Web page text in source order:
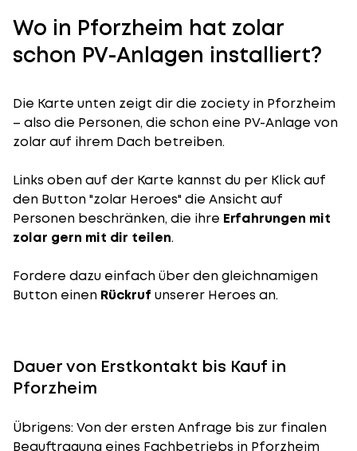
Wo in Pforzheim hat zolar
schon PV-Anlagen installiert?
Die Karte unten zeigt dir die zociety in Pforzheim
– also die Personen, die schon eine PV-Anlage von
zolar auf ihrem Dach betreiben.
Links oben auf der Karte kannst du per Klick auf
den Button "zolar Heroes" die Ansicht auf
Personen beschränken, die ihre Erfahrungen mit
zolar gern mit dir teilen.
Fordere dazu einfach über den gleichnamigen
Button einen Rückruf unserer Heroes an.
Dauer von Erstkontakt bis Kauf in
Pforzheim
Übrigens: Von der ersten Anfrage bis zur finalen
Beauftragung eines Fachbetriebs in Pforzheim